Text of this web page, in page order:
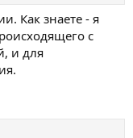
Как знаете - я
с
и для